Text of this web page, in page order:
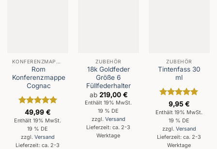
KONFERENZMAPPEN
Rom
Konferenzmappe
Cognac
Bewertet
mit5von
49,99€
Enthält 19% MwSt.
19 % DE
zzgl. Versand
Lieferzeit: ca. 2-3
ZUBEHÖR
18k Goldfeder
Größe 6
Füllfederhalter
ab 219,00 €
Enthält 19% MwSt.
19 % DE
zzgl. Versand
Lieferzeit: ca. 2-3
Werktage
ZUBEHÖR
Tintenfass 30
ml
Bewertet
mit5von
9,95€
Enthält 19% MwSt.
19 % DE
zzgl. Versand
Lieferzeit: ca. 2-3
Werktage